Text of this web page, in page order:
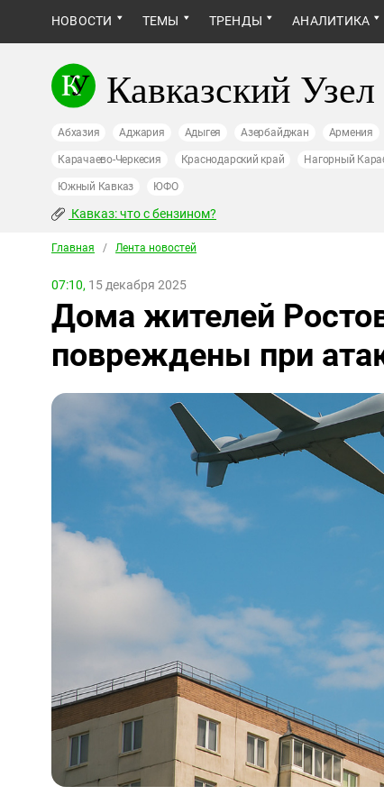
НОВОСТИ ТЕМЫ ТРЕНДЫ АНАЛИТИКА
Кавказский Узел
Абхазия Аджария Адыгея Азербайджан Армения
Карачаево-Черкесия Краснодарский край Нагорный
Южный Кавказ ЮФО
Кавказ: что с бензином?
Главная / Лента новостей
07:10, 15 декабря 2025
Дома жителей
повреждены при